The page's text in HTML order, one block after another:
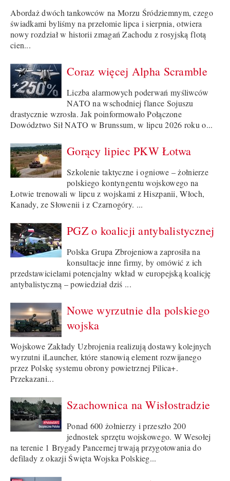
Abordaż dwóch tankowców na Morzu Śródziemnym, czego
świadkami byliśmy na przełomie lipca i sierpnia, otwiera
nowy rozdział w historii zmagań Zachodu z rosyjską flotą
cien...
Coraz więcej Alpha Scramble
Liczba alarmowych poderwań myśliwców
NATO na wschodniej flance Sojuszu
drastycznie wzrosła. Jak poinformowało Połączone
Dowództwo Sił NATO w Brunssum, w lipcu 2026 roku o...
Gorący lipiec PKW Łotwa
Szkolenie taktyczne i ogniowe – żołnierze
polskiego kontyngentu wojskowego na
Łotwie trenowali w lipcu z wojskami z Hiszpanii, Włoch,
Kanady, ze Słowenii i z Czarnogóry. ...
PGZ o koalicji antybalistycznej
Polska Grupa Zbrojeniowa zaprosiła na
konsultacje inne firmy, by omówić z ich
przedstawicielami potencjalny wkład w europejską koalicję
antybalistyczną – powiedział dziś ...
Nowe wyrzutnie dla polskiego
wojska
Wojskowe Zakłady Uzbrojenia realizują dostawy kolejnych
wyrzutni iLauncher, które stanowią element rozwijanego
przez Polskę systemu obrony powietrznej Pilica+.
Przekazani...
Szachownica na Wisłostradzie
Ponad 600 żołnierzy i przeszło 200
jednostek sprzętu wojskowego. W Wesołej
na terenie 1 Brygady Pancernej trwają przygotowania do
defilady z okazji Święta Wojska Polskieg...